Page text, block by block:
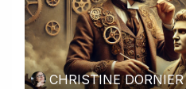
CHRISTINE DORNIER